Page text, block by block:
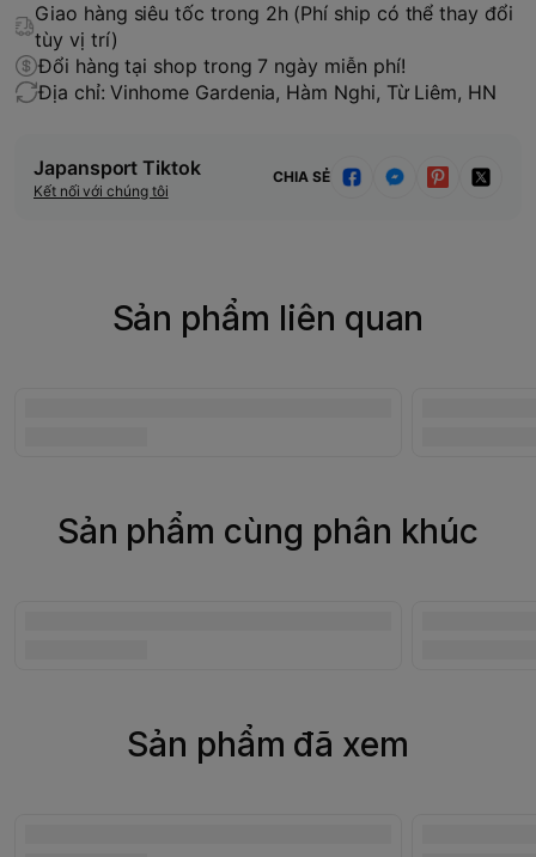
Giao hàng siêu tốc trong 2h (Phí ship có thể thay đổi
tùy vị trí)
Đổi hàng tại shop trong 7 ngày miễn phí!
Địa chỉ: Vinhome Gardenia, Hàm Nghi, Từ Liêm, HN
Japansport Tiktok
Kết nối với chúng tôi
CHIA SẺ
Sản phẩm liên quan
Sản phẩm cùng phân khúc
Sản phẩm đã xem